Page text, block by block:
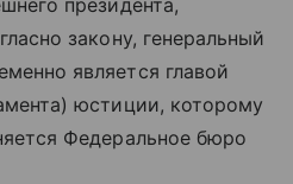
закону, генеральный
является главой
юстиции, которому
Федеральное бюро